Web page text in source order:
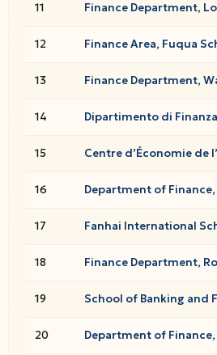
11 Finance Department,
12 Finance Area, Fuqua
13 Finance Department,
14 Dipartimento di
15 Centre d’Économie de
16 Department of
17 Fanhai International
18 Finance Department,
19 School of Banking and
20 Department of